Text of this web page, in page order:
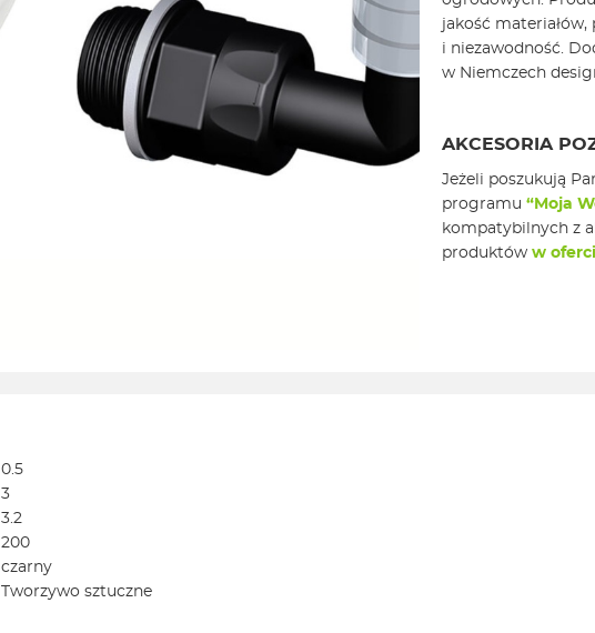
jakość
i niezawodność.
w Niemczech
AKCESORIA
Jeżeli poszukują
programu “Moja
kompatybilnych z
produktów w
0.5
3
3.2
200
czarny
Tworzywo sztuczne